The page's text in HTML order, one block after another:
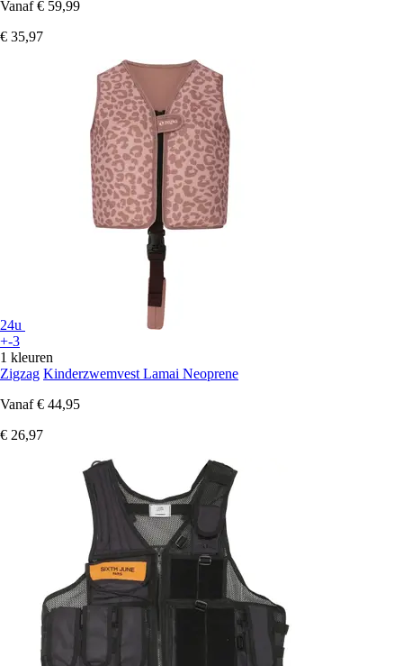
Vanaf € 59,99
€ 35,97
24u
+-3
1 kleuren
Zigzag Kinderzwemvest Lamai Neoprene
Vanaf € 44,95
€ 26,97